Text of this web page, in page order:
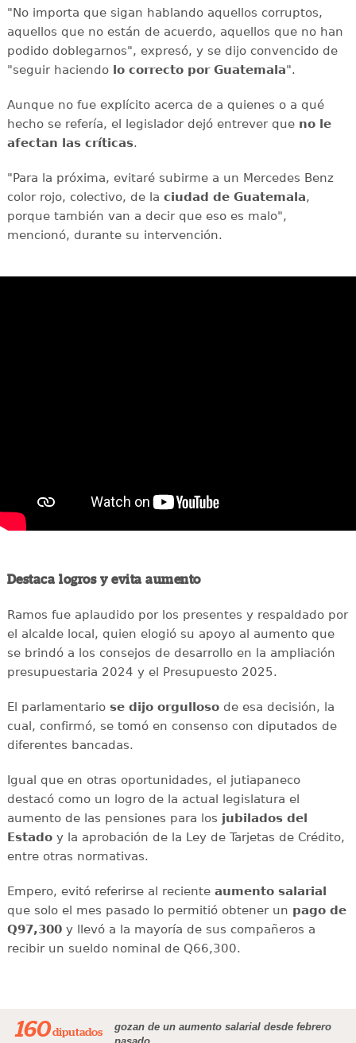
"No importa que sigan hablando aquellos corruptos,
aquellos que no están de acuerdo, aquellos que no han
podido doblegarnos", expresó, y se dijo convencido de
"seguir haciendolo correcto por Guatemala".
Aunque no fue explícito acerca de a quienes o a qué
hecho se refería, el legislador dejó entrever que no le
afectan las críticas.
"Para la próxima, evitaré subirme a un Mercedes Benz
color rojo, colectivo, de la ciudad de Guatemala,
porque también van a decir que eso es malo",
mencionó, durante su intervención.
Destaca logros y evita aumento
Ramos fue aplaudido por los presentes y respaldado por
el alcalde local, quien elogió su apoyo al aumento que
se brindó a los consejos de desarrollo en la ampliación
presupuestaria 2024 y el Presupuesto 2025.
El parlamentariose dijo orgullosode esa decisión, la
cual, confirmó, se tomó en consenso con diputados de
diferentes bancadas.
Igual que en otras oportunidades, el jutiapaneco
destacó como un logro de la actual legislatura el
aumento de las pensiones para los jubilados del
Estadoy la aprobación de la Ley de Tarjetas de Crédito,
entre otras normativas.
Empero, evitó referirse al recienteaumento salarial
que solo el mes pasado lo permitió obtener un pago de
Q97,300y llevó a la mayoría de sus compañeros a
recibir un sueldo nominal de Q66,300.
160diputados
gozan de un aumento salarial desde febrero